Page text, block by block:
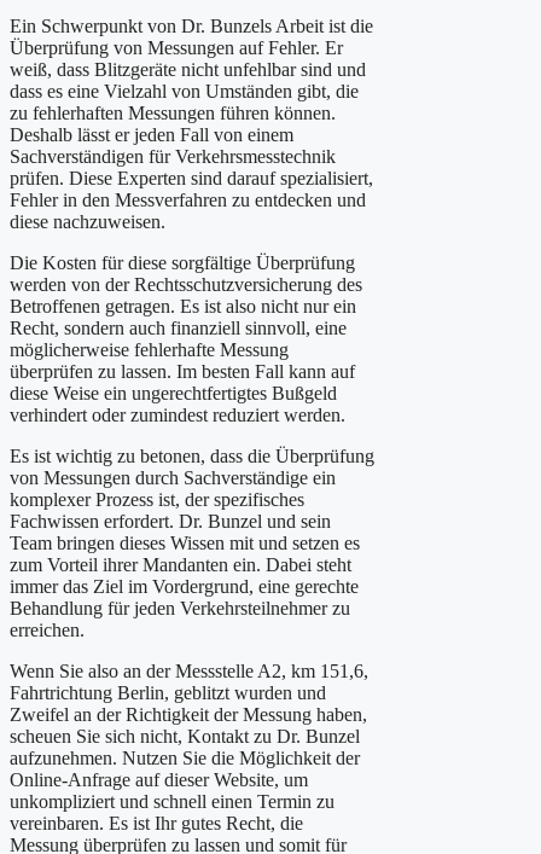
Ein Schwerpunkt von Dr. Bunzels Arbeit ist die
Überprüfung von Messungen auf Fehler. Er
weiß, dass Blitzgeräte nicht unfehlbar sind und
dass es eine Vielzahl von Umständen gibt, die
zu fehlerhaften Messungen führen können.
Deshalb lässt er jeden Fall von einem
Sachverständigen für Verkehrsmesstechnik
prüfen. Diese Experten sind darauf spezialisiert,
Fehler in den Messverfahren zu entdecken und
diese nachzuweisen.
Die Kosten für diese sorgfältige Überprüfung
werden von der Rechtsschutzversicherung des
Betroffenen getragen. Es ist also nicht nur ein
Recht, sondern auch finanziell sinnvoll, eine
möglicherweise fehlerhafte Messung
überprüfen zu lassen. Im besten Fall kann auf
diese Weise ein ungerechtfertigtes Bußgeld
verhindert oder zumindest reduziert werden.
Es ist wichtig zu betonen, dass die Überprüfung
von Messungen durch Sachverständige ein
komplexer Prozess ist, der spezifisches
Fachwissen erfordert. Dr. Bunzel und sein
Team bringen dieses Wissen mit und setzen es
zum Vorteil ihrer Mandanten ein. Dabei steht
immer das Ziel im Vordergrund, eine gerechte
Behandlung für jeden Verkehrsteilnehmer zu
erreichen.
Wenn Sie also an der Messstelle A2, km 151,6,
Fahrtrichtung Berlin, geblitzt wurden und
Zweifel an der Richtigkeit der Messung haben,
scheuen Sie sich nicht, Kontakt zu Dr. Bunzel
aufzunehmen. Nutzen Sie die Möglichkeit der
Online-Anfrage auf dieser Website, um
unkompliziert und schnell einen Termin zu
vereinbaren. Es ist Ihr gutes Recht, die
Messung überprüfen zu lassen und somit für